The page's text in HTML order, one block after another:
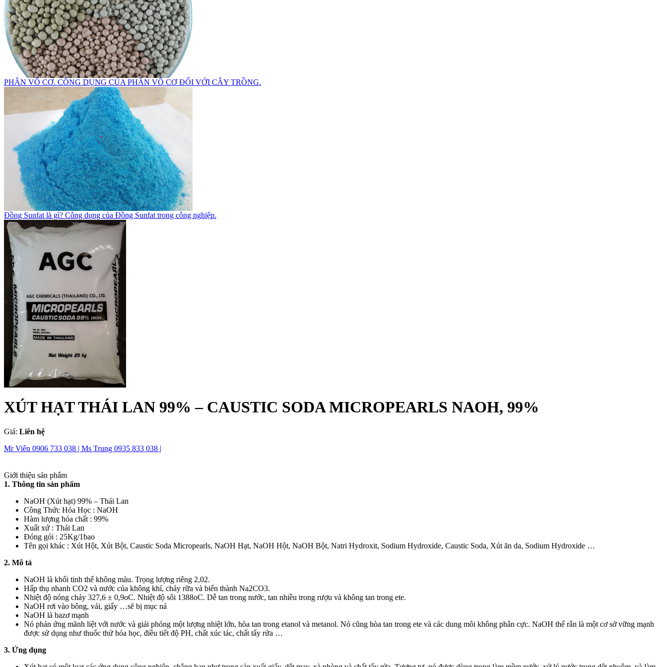
PHÂN VÔ CƠ. CÔNG DỤNG CỦA PHÂN VÔ CƠ ĐỐI VỚI CÂY TRỒNG.
Đồng Sunfat là gì? Công dụng của Đồng Sunfat trong công nghiệp.
XÚT HẠT THÁI LAN 99% – CAUSTIC SODA MICROPEARLS NAOH, 99%
Giá: Liên hệ
Mr Viên 0906 733 038 | Ms Trung 0935 833 038 |
Giới thiệu sản phẩm
1. Thông tin sản phẩm
NaOH (Xút hạt) 99% – Thái Lan
Công Thức Hóa Học : NaOH
Hàm lượng hóa chất : 99%
Xuất xứ : Thái Lan
Đóng gói : 25Kg/1bao
Tên gọi khác : Xút Hột, Xút Bột, Caustic Soda Micropearls, NaOH Hạt, NaOH Hột, NaOH Bột, Natri Hydroxit, Sodium Hydroxide, Caustic Soda, Xút ăn da, Sodium Hydroxide …
2. Mô tả
NaOH là khối tinh thể không màu. Trọng lượng riêng 2,02.
Hấp thụ nhanh CO2 và nước của không khí, chảy rữa và biến thành Na2CO3.
Nhiệt độ nóng chảy 327,6 ± 0,9oC. Nhiệt độ sôi 1388oC. Dễ tan trong nước, tan nhiều trong rượu và không tan trong ete.
NaOH rơi vào bông, vải, giấy …sẽ bị mục ná
NaOH là bazơ mạnh
Nó phản ứng mãnh liệt với nước và giải phóng một lượng nhiệt lớn, hòa tan trong etanol và metanol. Nó cũng hòa tan trong ete và các dung môi không phân cực. NaOH thể rắn là một cơ sở vững mạnh
được sử dụng như thuốc thử hóa học, điều tiết độ PH, chất xúc tác, chất tẩy rửa …
3. Ứng dụng